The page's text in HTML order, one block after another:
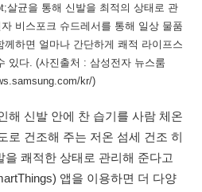
살균을 통해 신발을 최적의 상태로 관
비스포크 슈드레서를 통해 일상 물품
하면 얼마나 간단하게 쾌적 라이프스
있다. (사진출처 : 삼성전자 뉴스룸
kr/)
해 신발 안에 찬 습기를 사람 체온
건조해 주는 저온 섬세 건조 히
을 쾌적한 상태로 관리해 준다고
앱을 이용하면 더 다양